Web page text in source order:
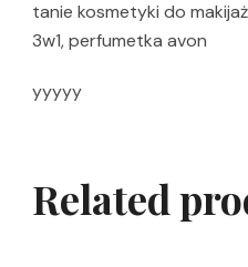
tanie kosmetyki do
3w1, perfumetka avon
yyyyy
Related